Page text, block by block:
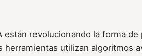
revolucionando la forma de
herramientas utilizan algoritmos